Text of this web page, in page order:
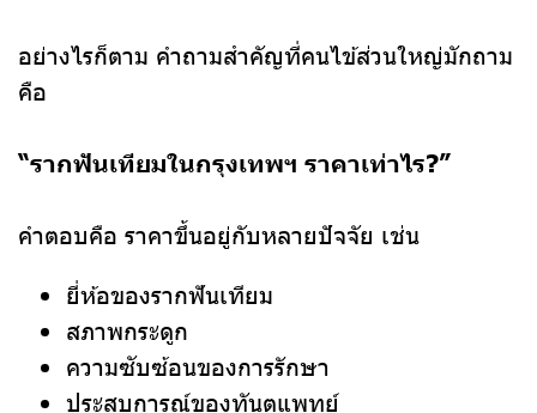
อย่างไรก็ตาม คำถามสำคัญที่คนไข้ส่วนใหญ่มักถาม
คือ
“รากฟันเทียมในกรุงเทพฯ ราคาเท่าไร?”
คำตอบคือ ราคาขึ้นอยู่กับหลายปัจจัย เช่น
ยี่ห้อของรากฟันเทียม
สภาพกระดูก
ความซับซ้อนของการรักษา
ประสบการณ์ของทันตแพทย์